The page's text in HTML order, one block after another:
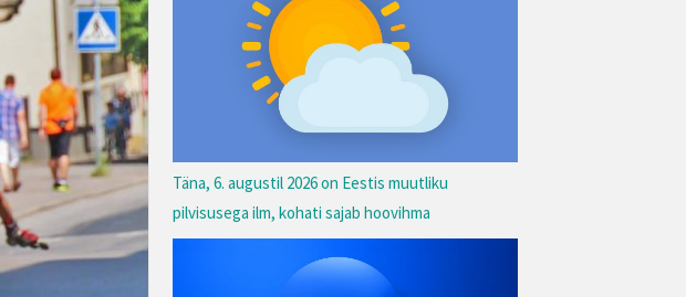
Täna, 6. augustil 2026 on Eestis muutliku
pilvisusega ilm, kohati sajab hoovihma